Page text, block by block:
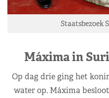
Staatsbezoek
Máxima in
Op dag drie ging het
water op. Máxima